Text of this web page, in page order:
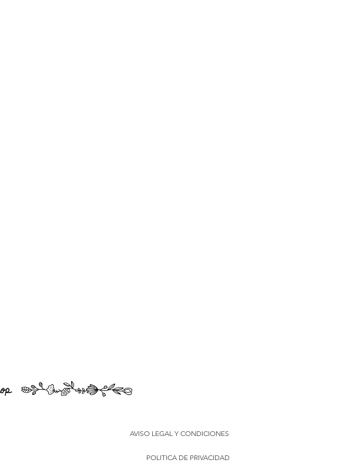
AVISO LEGAL Y CONDICIONES
POLITICA DE PRIVACIDAD